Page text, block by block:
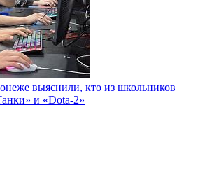
выяснили, кто из школьников
и «Dota-2»